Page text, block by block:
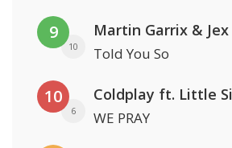
9
10
Martin Garrix & Jex
Told You So
10
6 WE PRAY